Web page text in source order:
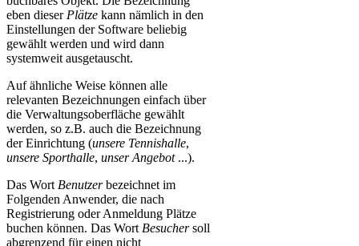
eben dieser Plätze kann nämlich in den
Einstellungen der Software beliebig
gewählt werden und wird dann
systemweit ausgetauscht.
Auf ähnliche Weise können alle
relevanten Bezeichnungen einfach über
die Verwaltungsoberfläche gewählt
werden, so z.B. auch die Bezeichnung
der Einrichtung (unsere Tennishalle,
unsere Sporthalle, unser Angebot...).
Das Wort Benutzerbezeichnet im
Folgenden Anwender, die nach
Registrierung oder Anmeldung Plätze
buchen können. Das Wort Besuchersoll
abgrenzend für einen nicht